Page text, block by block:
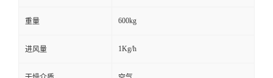
重量 600kg
进风量 1Kg/h